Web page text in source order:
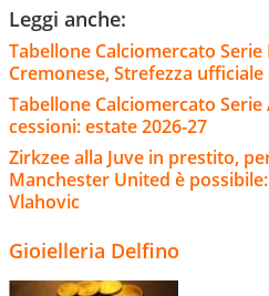
Leggi anche:
Tabellone Calciomercato Serie
Cremonese, Strefezza ufficiale
Tabellone Calciomercato
cessioni: estate 2026-27
Zirkzee alla Juve in prestito,
Manchester United è
Vlahovic
Gioielleria Delfino